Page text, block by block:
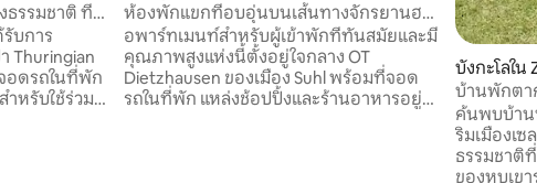
รรมชาติ ที่
บการ
Thuringian
อดรถในที่พัก
หรับใช้ร่วม
ห้องพักแขกที่อบอุ่นบนเส้นทางจักรยานฮา
เซลทัล
อพาร์ทเมนท์สำหรับผู้เข้าพักที่ทันสมัยและมี
คุณภาพสูงแห่งนี้ตั้งอยู่ใจกลาง OT
Dietzhausen ของเมือง Suhl พร้อมที่จอด
รถในที่พัก แหล่งช้อปปิ้งและร้านอาหารอยู่
บังกะโลใน
บ้านพักตา
ค้นพบบ้า
ริมเมืองเ
ธรรมชาติ
ของหุบเข